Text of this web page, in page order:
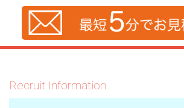
Recruit Information